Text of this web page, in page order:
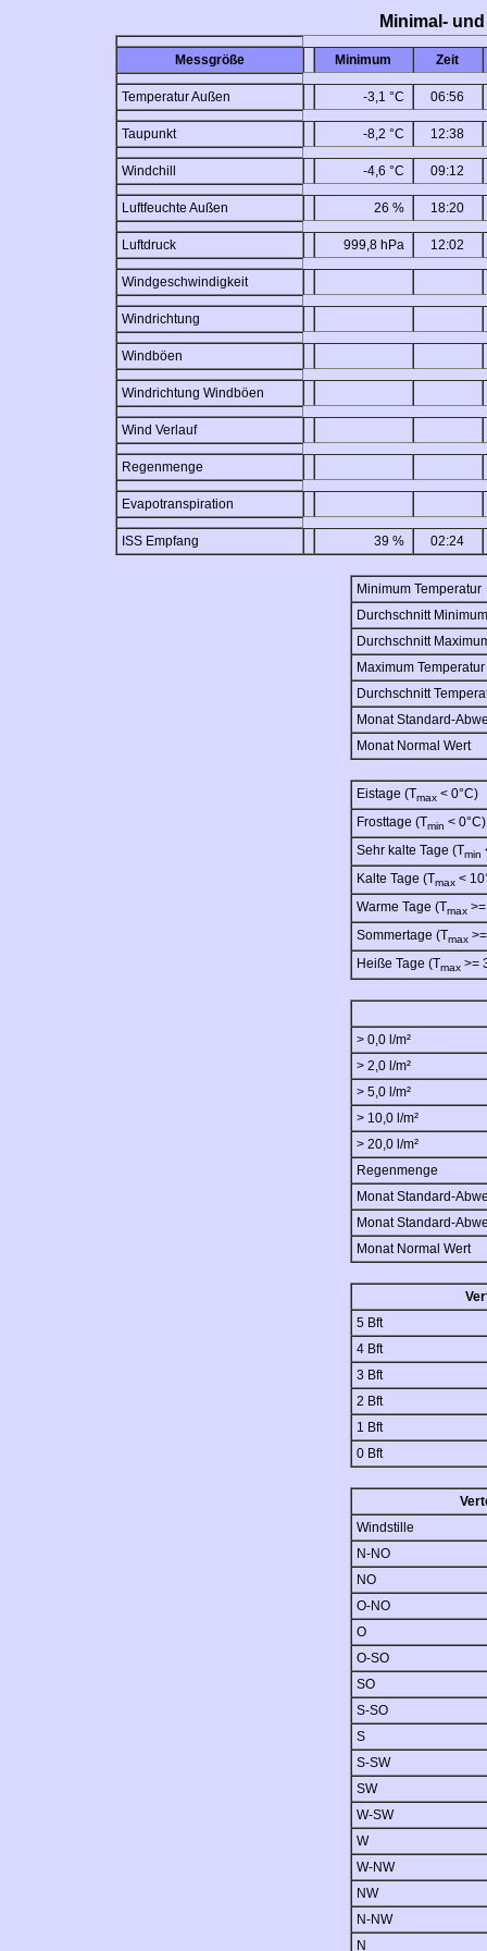
Minimal-
Messgröße Minimum Zeit
Temperatur Außen -3,1 °C 06:56
Taupunkt -8,2 °C 12:38
Windchill -4,6 °C 09:12
Luftfeuchte Außen 26 % 18:20
Luftdruck 999,8 hPa 12:02
Windgeschwindigkeit
Windrichtung
Windböen
Windrichtung Windböen
Wind Verlauf
Regenmenge
Evapotranspiration
ISS Empfang 39 % 02:24
Minimum Temperatur
Durchschnitt
Durchschnitt
Maximum Temperatur
Durchschnitt
Monat Standard-
Monat Normal Wert
Eistage (Tmax< 0°C)
Frosttage (Tmin < 0°C)
Sehr kalte Tage (Tmin
Kalte Tage (Tmax<
Warme Tage (Tmax>=
Sommertage (Tmax>=
Heiße Tage (Tmax>=
> 0,0 l/m²
> 2,0 l/m²
> 5,0 l/m²
> 10,0 l/m²
> 20,0 l/m²
Regenmenge
Monat Standard-
Monat Standard-
Monat Normal Wert
5 Bft
4 Bft
3 Bft
2 Bft
1 Bft
0 Bft
Windstille
N-NO
NO
O-NO
O
O-SO
SO
S-SO
S
S-SW
SW
W-SW
W
W-NW
NW
N-NW
N